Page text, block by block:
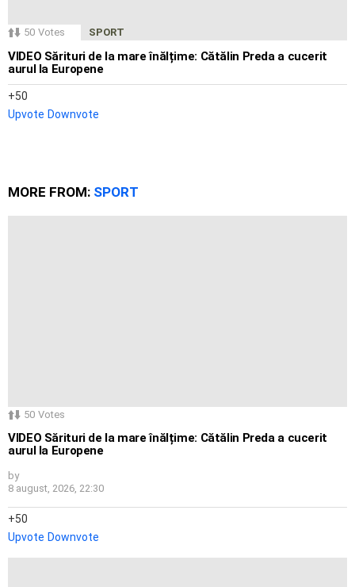
50 Votes SPORT
VIDEO Sărituri de la mare înălțime: Cătălin Preda a cucerit
aurul la Europene
50
Upvote Downvote
MORE FROM: SPORT
50 Votes
VIDEO Sărituri de la mare înălțime: Cătălin Preda a cucerit
aurul la Europene
by
8 august, 2026, 22:30
50
Upvote Downvote